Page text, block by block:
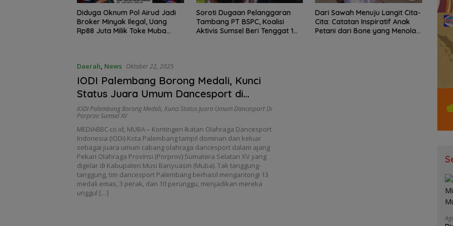
Diduga Oknum Pol Airud Jadi
Broker Minyak Ilegal, Uang
Rp88 Juta Milik Toke Muba
Soroti Dugaan Pelanggaran
Tambang PT BSPC, Koalisi
Aktivis Sumsel Beri Tenggat 1
Dari Sawah Menuju Langit Cita-
Cita: Catatan Inspiratif Anak
Petani dari Bone yang Menolak
Daerah, News Oktober 22, 2025
IODI Palembang Borong Medali, Kunci
Status Juara Umum Dancesport di
Porprov Sumsel XV
IODI Palembang Borong Medali, Kunci Status Juara Umum Dancesport Di
Porprov Sumsel XV
MEDIABBC.co.id, MUBA – Kontingen Ikatan Olahraga Dancesport
Indonesia (IODI) Kota Palembang tampil dominan dan keluar
sebagai juara umum cabang olahraga dancesport dalam ajang
Pekan Olahraga Provinsi (Porprov) Sumatera Selatan XV yang
digelar di Kabupaten Musi Banyuasin (Muba). Tak tanggung-
tanggung, tim dancesport Palembang berhasil mengantongi 13
medali emas, 3 perak, dan 10 perunggu, menjadikan mereka
unggul […]